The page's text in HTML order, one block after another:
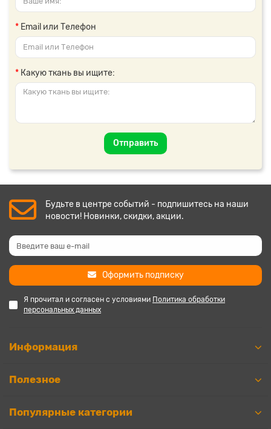
Email или Телефон
Какую ткань вы ищите:
Отправить
Будьте в центре событий - подпишитесь на наши
новости! Новинки, скидки, акции.
Оформить подписку
Я прочитал и согласен с условиями Политика обработки
персональных данных
Информация
Полезное
Популярные категории